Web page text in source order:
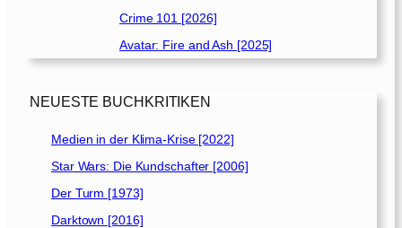
Crime 101 [2026]
Avatar: Fire and Ash [2025]
NEUESTE BUCHKRITIKEN
Medien in der Klima-Krise [2022]
Star Wars: Die Kundschafter [2006]
Der Turm [1973]
Darktown [2016]